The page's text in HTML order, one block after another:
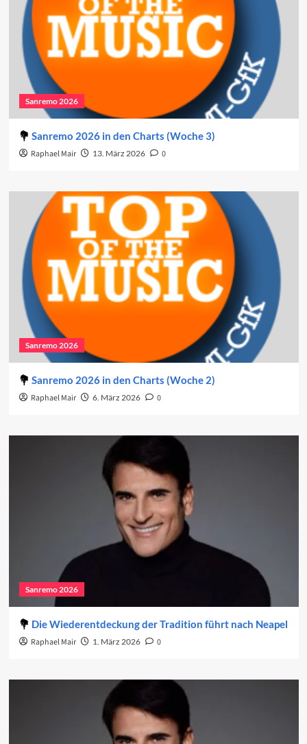
Sanremo 2026
Sanremo 2026 in den Charts (Woche 3)
Raphael Mair 13. März 2026 0
Sanremo 2026
Sanremo 2026 in den Charts (Woche 2)
Raphael Mair 6. März 2026 0
Sanremo 2026
Die Wiederentdeckung der Tradition führt nach Neapel
Raphael Mair 1. März 2026 0